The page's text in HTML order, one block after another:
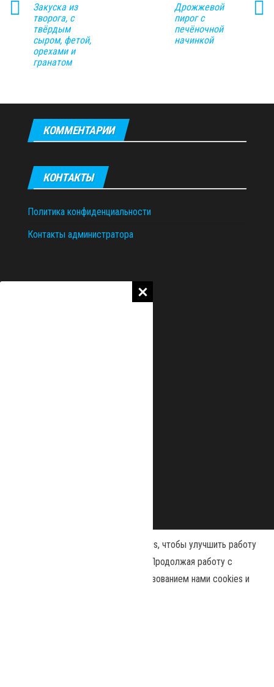
Закуска из
творога, с
твёрдым
сыром, фетой,
орехами и
гранатом
Дрожжевой
пирог с
печёночной
начинкой
КОММЕНТАРИИ
КОНТАКТЫ
Политика конфиденциальности
Контакты администратора
Наш сайт использует файлы cookies, чтобы улучшить работу
и повысить эффективность сайта. Продолжая работу с
сайтом, вы соглашаетесь с использованием нами cookies и